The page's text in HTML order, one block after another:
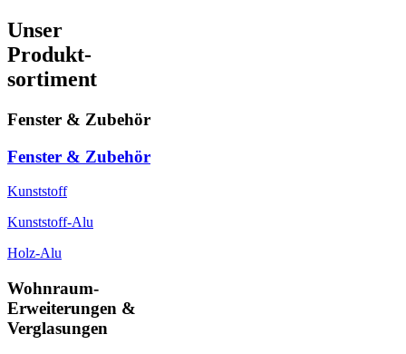
Unser
Produkt-
sortiment
Fenster & Zubehör
Fenster & Zubehör
Kunststoff
Kunststoff-Alu
Holz-Alu
Wohnraum-
Erweiterungen &
Verglasungen